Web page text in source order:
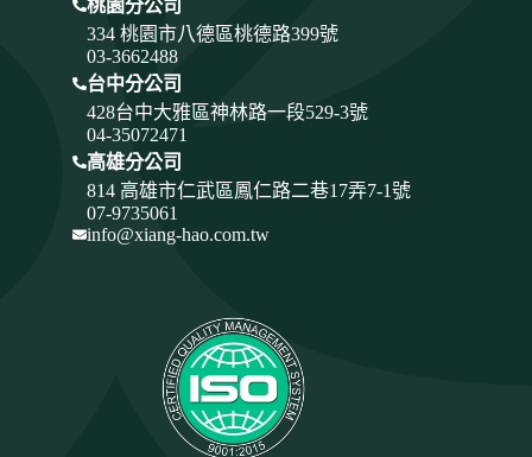
桃園分公司
334 桃園市八德區桃德路399號
03-3662488
台中分公司
428台中大雅區神林路一段529-3號
04-35072471
高雄分公司
814 高雄市仁武區鳳仁路二巷17弄7-1號
07-9735061
info@xiang-hao.com.tw